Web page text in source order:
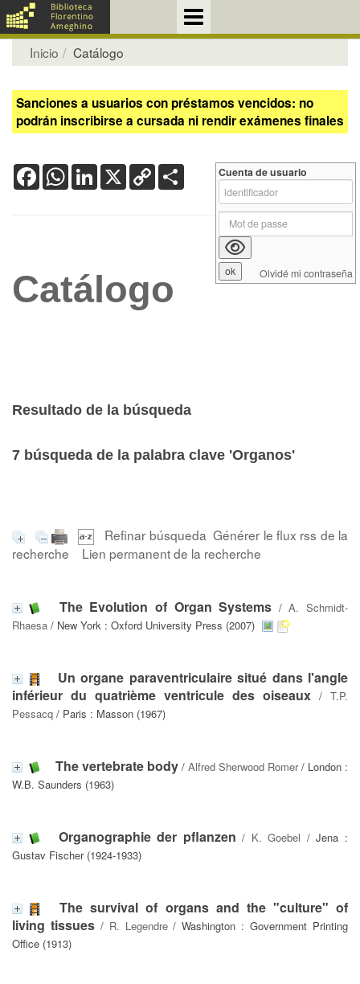
Inicio Catálogo
Sanciones a usuarios con préstamos vencidos: no
podrán inscribirse a cursada ni rendir exámenes finales
FacebookWhatsApp
LinkedIn
X Copy
Link
Catálogo
Resultado de la búsqueda
7 búsqueda de la palabra clave 'Organos'
Refinar búsqueda Générer le flux rss de la
recherche
Lien permanent de la recherche
The Evolution of Organ Systems /A. Schmidt-
Rhaesa / New York : Oxford University Press (2007)
Un organe paraventriculaire situé dans l'angle
inférieur du quatrième ventricule des oiseaux / T.P.
Pessacq / Paris : Masson (1967)
The vertebrate body / Alfred Sherwood Romer/ London :
W.B. Saunders (1963)
Organographie der pflanzen / K. Goebel / Jena :
Gustav Fischer (1924-1933)
The survival of organs and the "culture" of
living tissues/ R. Legendre/ Washington : Government Printing
Office (1913)
Cuenta de usuario
Olvidé mi contraseña